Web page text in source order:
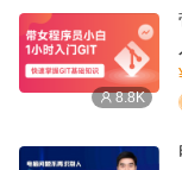
8.8K